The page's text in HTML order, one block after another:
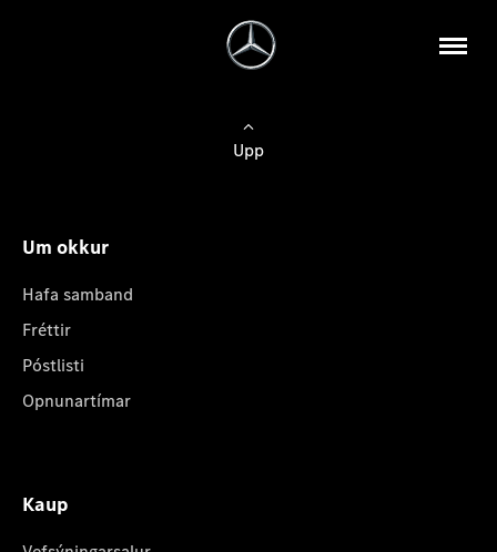
Upp
Um okkur
Hafa samband
Fréttir
Póstlisti
Opnunartímar
Kaup